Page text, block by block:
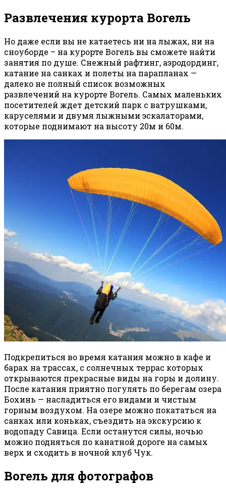
Развлечения курорта Вогель
Но даже если вы не катаетесь ни на лыжах, ни на
сноуборде – на курорте Вогель вы сможете найти
занятия по душе. Снежный рафтинг, аэродординг,
катание на санках и полеты на парапланах —
далеко не полный список возможных
развлечений на курорте Вогель. Самых маленьких
посетителей ждет детский парк с ватрушками,
каруселями и двумя лыжными эскалаторами,
которые поднимают на высоту 20м и 60м.
Подкрепиться во время катания можно в кафе и
барах на трассах, с солнечных террас которых
открываются прекрасные виды на горы и долину.
После катания приятно погулять по берегам озера
Бохинь — насладиться его видами и чистым
горным воздухом. На озере можно покататься на
санках или коньках, съездить на экскурсию к
водопаду Савица. Если останутся силы, ночью
можно подняться по канатной дороге на самых
верх и сходить в ночной клуб Чук.
Вогель для фотографов